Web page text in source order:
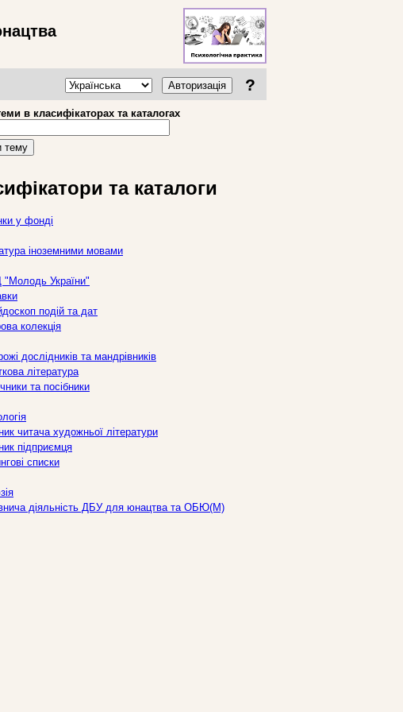
Авторизація ?
в класифікаторах та каталогах
тему
та каталоги
у фонді
іноземними мовами
України"
подій та дат
колекція
дослідників та мандрівників
література
та посібники
читача художньої літератури
підприємця
списки
діяльність ДБУ для юнацтва та ОБЮ(М)